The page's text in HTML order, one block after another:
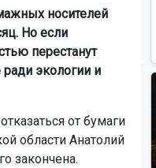
носителей
Но если
перестанут
экологии и
от бумаги
области Анатолий
закончена.